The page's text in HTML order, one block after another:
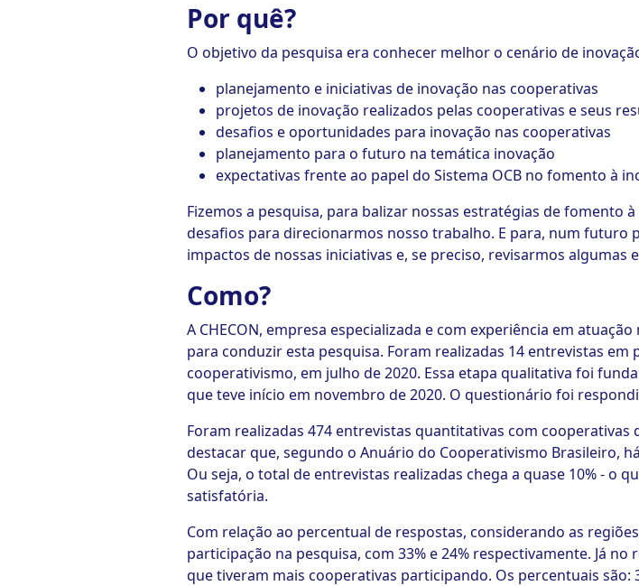
Por quê?
O objetivo da pesquisa era conhecer melhor o cenário de
planejamento e iniciativas de inovação nas cooperativas
projetos de inovação realizados pelas cooperativas e seus
desafios e oportunidades para inovação nas cooperativas
planejamento para o futuro na temática inovação
expectativas frente ao papel do Sistema OCB no fomento à
Fizemos a pesquisa, para balizar nossas estratégias de fomento
desafios para direcionarmos nosso trabalho. E para, num
impactos de nossas iniciativas e, se preciso, revisarmos algumas
Como?
A CHECON, empresa especializada e com experiência em
para conduzir esta pesquisa. Foram realizadas 14 entrevistas
cooperativismo, em julho de 2020. Essa etapa qualitativa foi
que teve início em novembro de 2020. O questionário foi
Foram realizadas 474 entrevistas quantitativas com
destacar que, segundo o Anuário do Cooperativismo Brasileiro,
Ou seja, o total de entrevistas realizadas chega a quase 10% - o
satisfatória.
Com relação ao percentual de respostas, considerando as
participação na pesquisa, com 33% e 24% respectivamente. Já
que tiveram mais cooperativas participando. Os percentuais são: